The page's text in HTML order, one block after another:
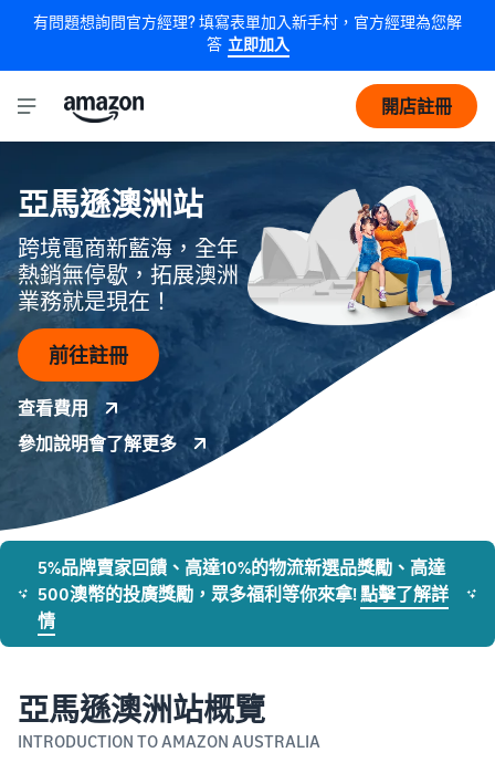
有問題想詢問官方經理? 填寫表單加入新手村，官方經理為您解
答 立即加入
開店註冊
亞馬遜澳洲站
跨境電商新藍海，全年
熱銷無停歇，拓展澳洲
業務就是現在！
前往註冊
查看費用
參加說明會了解更多
5%品牌賣家回饋、高達10%的物流新選品獎勵、高達
500澳幣的投廣獎勵，眾多福利等你來拿!點擊了解詳
情
亞馬遜澳洲站概覽
INTRODUCTION TO AMAZON AUSTRALIA